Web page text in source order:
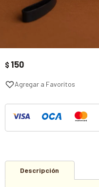
$ 150
Descripción